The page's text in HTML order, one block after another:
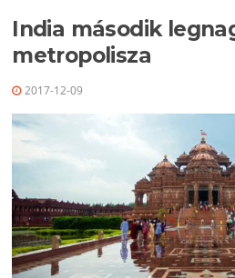
India második
metropolisza
2017-12-09